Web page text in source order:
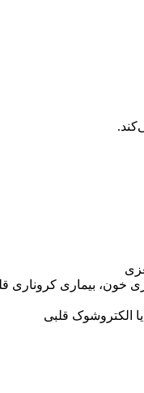
خون، بیماری کروناری
الکتروشوک قلبی